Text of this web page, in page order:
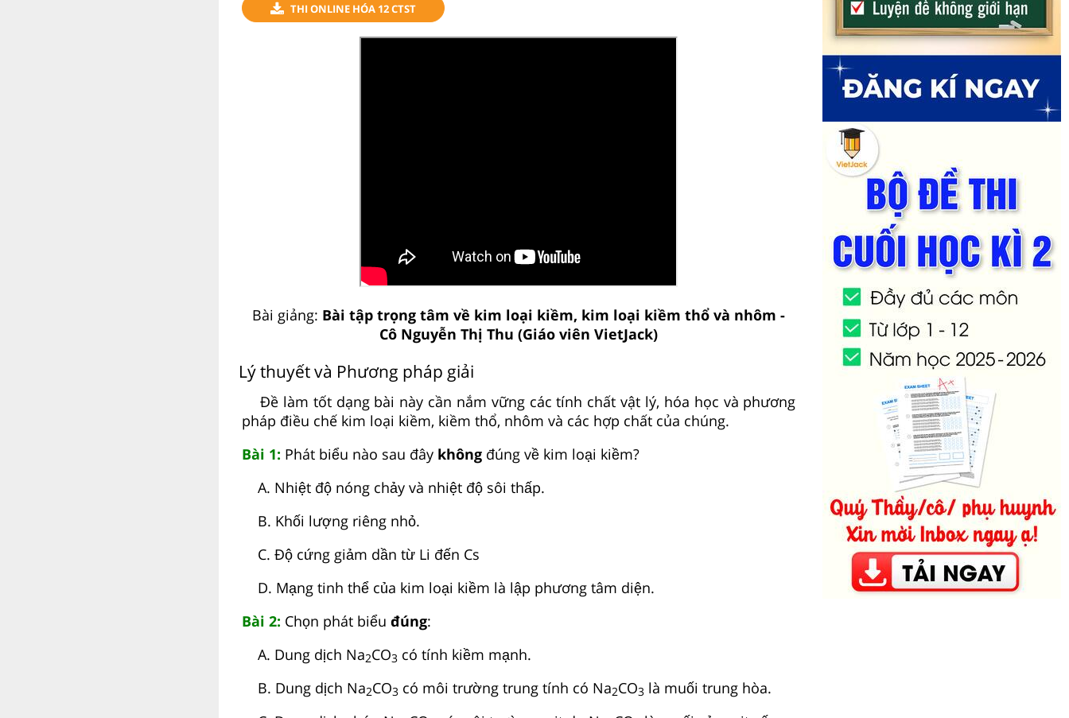
THI ONLINE HÓA 12 CTST
Bài giảng: Bài tập trọng tâm về kim loại kiềm, kim loại kiềm thổ và nhôm -
Cô Nguyễn Thị Thu (Giáo viên VietJack)
Lý thuyết và Phương pháp giải
Đề làm tốt dạng bài này cần nắm vững các tính chất vật lý, hóa học và phương
pháp điều chế kim loại kiềm, kiềm thổ, nhôm và các hợp chất của chúng.
Bài 1: Phát biểu nào sau đây khôngđúng về kim loại kiềm?
A. Nhiệt độ nóng chảy và nhiệt độ sôi thấp.
B. Khối lượng riêng nhỏ.
C. Độ cứng giảm dần từ Li đến Cs
D. Mạng tinh thể của kim loại kiềm là lập phương tâm diện.
Bài 2: Chọn phát biểu đúng:
A. Dung dịch Na2CO3 có tính kiềm mạnh.
B. Dung dịch Na2CO3 có môi trường trung tính có Na2CO3 là muối trung hòa.